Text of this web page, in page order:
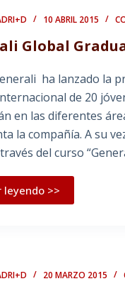
10 ABRIL 2015
Global
ha lanzado la
de 20
en las diferentes
la compañía. A su
del curso
leyendo >>
20 MARZO 2015